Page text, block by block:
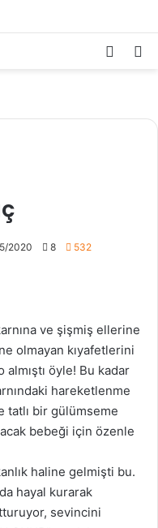
Kayıt
2020 8 532
ve şişmiş ellerine
olmayan kıyafetlerini
almıştı öyle! Bu kadar
hareketlenme
tatlı bir gülümseme
bebeği için özenle
haline gelmişti bu.
hayal kurarak
sevincini